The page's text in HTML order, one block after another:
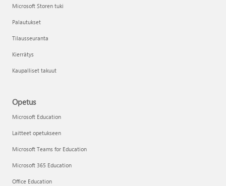
Microsoft Storen tuki
Palautukset
Tilausseuranta
Kierrätys
Kaupalliset takuut
Opetus
Microsoft Education
Laitteet opetukseen
Microsoft Teams for Education
Microsoft 365 Education
Office Education